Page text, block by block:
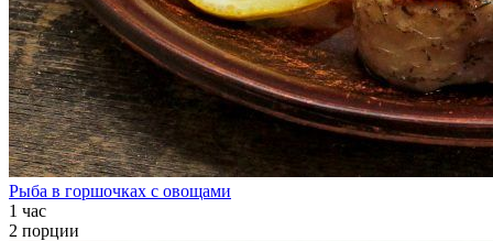
Рыба в горшочках с овощами
1 час
2 порции